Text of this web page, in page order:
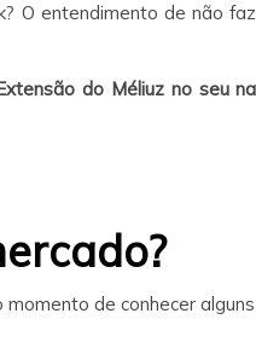
O entendimento de não
do Méliuz no seu
de conhecer alguns